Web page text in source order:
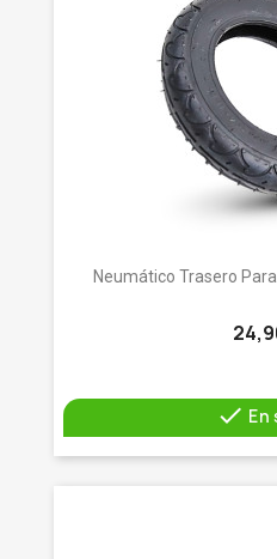
Neumático Trasero
 En